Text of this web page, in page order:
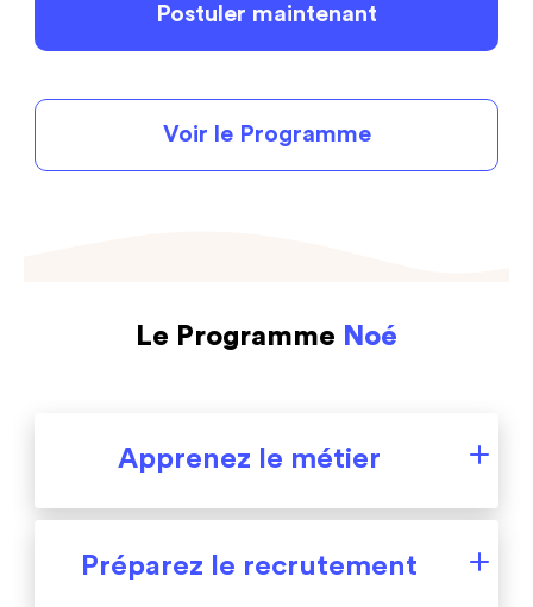
Postuler maintenant
Voir le Programme
Le Programme Noé
Apprenez le métier
Noé, c’est votre premier mois en tant que
Product Manager
Préparez le recrutement